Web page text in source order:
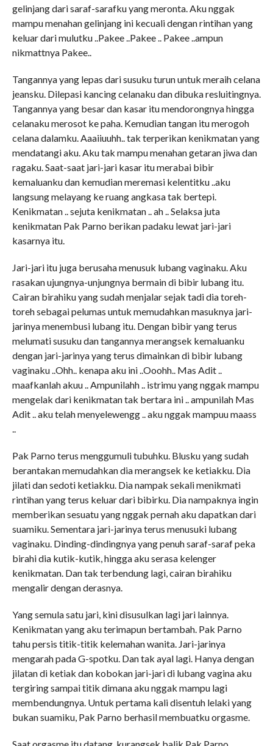
gelinjang dari saraf-sarafku yang meronta. Aku nggak
mampu menahan gelinjang ini kecuali dengan rintihan yang
keluar dari mulutku ..Pakee ..Pakee .. Pakee ..ampun
nikmattnya Pakee..
Tangannya yang lepas dari susuku turun untuk meraih celana
jeansku. Dilepasi kancing celanaku dan dibuka resluitingnya.
Tangannya yang besar dan kasar itu mendorongnya hingga
celanaku merosot ke paha. Kemudian tangan itu merogoh
celana dalamku. Aaaiiuuhh.. tak terperikan kenikmatan yang
mendatangi aku. Aku tak mampu menahan getaran jiwa dan
ragaku. Saat-saat jari-jari kasar itu merabai bibir
kemaluanku dan kemudian meremasi kelentitku ..aku
langsung melayang ke ruang angkasa tak bertepi.
Kenikmatan .. sejuta kenikmatan .. ah .. Selaksa juta
kenikmatan Pak Parno berikan padaku lewat jari-jari
kasarnya itu.
Jari-jari itu juga berusaha menusuk lubang vaginaku. Aku
rasakan ujungnya-unjungnya bermain di bibir lubang itu.
Cairan birahiku yang sudah menjalar sejak tadi dia toreh-
toreh sebagai pelumas untuk memudahkan masuknya jari-
jarinya menembusi lubang itu. Dengan bibir yang terus
melumati susuku dan tangannya merangsek kemaluanku
dengan jari-jarinya yang terus dimainkan di bibir lubang
vaginaku ..Ohh.. kenapa aku ini ..Ooohh.. Mas Adit ..
maafkanlah akuu .. Ampunilahh .. istrimu yang nggak mampu
mengelak dari kenikmatan tak bertara ini .. ampunilah Mas
Adit .. aku telah menyelewengg .. aku nggak mampuu maass
..
Pak Parno terus menggumuli tubuhku. Blusku yang sudah
berantakan memudahkan dia merangsek ke ketiakku. Dia
jilati dan sedoti ketiakku. Dia nampak sekali menikmati
rintihan yang terus keluar dari bibirku. Dia nampaknya ingin
memberikan sesuatu yang nggak pernah aku dapatkan dari
suamiku. Sementara jari-jarinya terus menusuki lubang
vaginaku. Dinding-dindingnya yang penuh saraf-saraf peka
birahi dia kutik-kutik, hingga aku serasa kelenger
kenikmatan. Dan tak terbendung lagi, cairan birahiku
mengalir dengan derasnya.
Yang semula satu jari, kini disusulkan lagi jari lainnya.
Kenikmatan yang aku terimapun bertambah. Pak Parno
tahu persis titik-titik kelemahan wanita. Jari-jarinya
mengarah pada G-spotku. Dan tak ayal lagi. Hanya dengan
jilatan di ketiak dan kobokan jari-jari di lubang vagina aku
tergiring sampai titik dimana aku nggak mampu lagi
membendungnya. Untuk pertama kali disentuh lelaki yang
bukan suamiku, Pak Parno berhasil membuatku orgasme.